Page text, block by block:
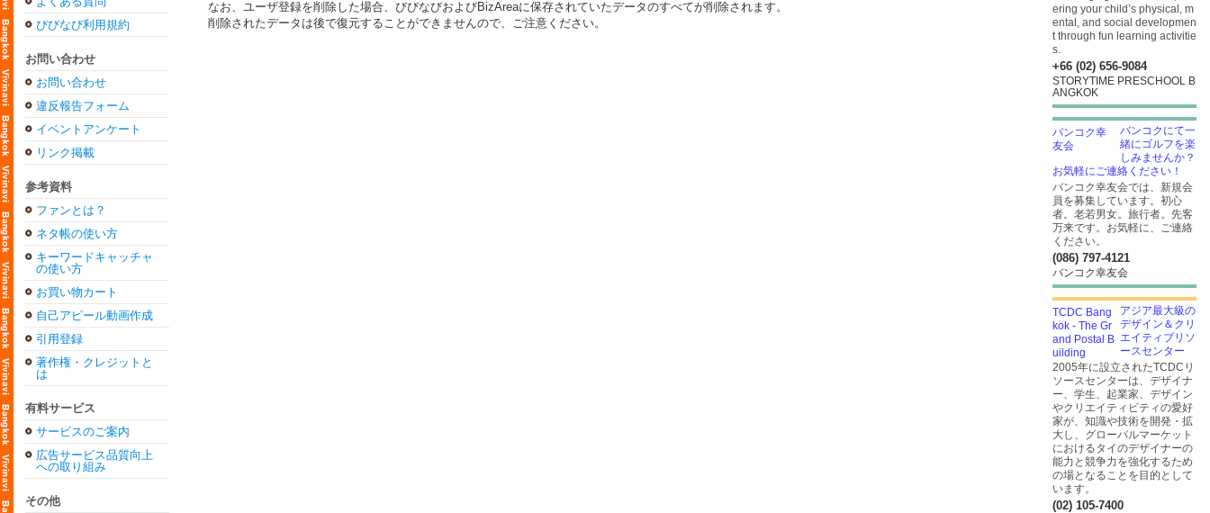
びびなび利用規約
お問い合わせ
お問い合わせ
違反報告フォーム
イベントアンケート
リンク掲載
参考資料
ファンとは？
ネタ帳の使い方
キーワードキャッチャ
の使い方
お買い物カート
自己アピール動画作成
引用登録
著作権・クレジットと
は
有料サービス
サービスのご案内
広告サービス品質向上
への取り組み
その他
なお、ユーザ登録を削除した場合、びびなびおよびBizAreaに保存されていたデータのすべてが削除されます。
削除されたデータは後で復元することができませんので、ご注意ください。
ering your child’s physical, m
ental, and social developmen
t through fun learning activitie
s.
+66 (02) 656-9084
STORYTIME PRESCHOOL B
ANGKOK
バンコクにて一
緒にゴルフを楽
しみませんか？
お気軽にご連絡ください！
バンコク幸友会では、新規会
員を募集しています。初心
者。老若男女。旅行者。先客
万来です。お気軽に、ご連絡
ください。
(086) 797-4121
バンコク幸友会
アジア最大級の
デザイン＆クリ
エイティブリソ
ースセンター
2005年に設立されたTCDCリ
ソースセンターは、デザイナ
ー、学生、起業家、デザイン
やクリエイティビティの愛好
家が、知識や技術を開発・拡
大し、グローバルマーケット
におけるタイのデザイナーの
能力と競争力を強化するため
の場となることを目的として
います。
(02) 105-7400